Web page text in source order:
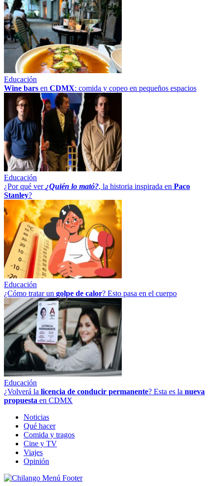
Educación
Wine bars en CDMX: comida y copeo en pequeños espacios
Educación
¿Por qué ver ¿Quién lo mató?, la historia inspirada en Paco
Stanley?
Educación
¿Cómo tratar un golpe de calor? Esto pasa en el cuerpo
Educación
¿Volverá la licencia de conducir permanente? Esta es la nueva
propuesta en CDMX
Noticias
Qué hacer
Comida y tragos
Cine y TV
Viajes
Opinión